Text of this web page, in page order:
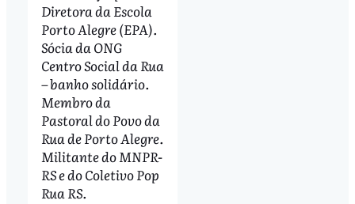
Diretora da Escola
Porto Alegre (EPA).
Sócia da ONG
Centro Social da Rua
– banho solidário.
Membro da
Pastoral do Povo da
Rua de Porto Alegre.
Militante do MNPR-
RS e do Coletivo Pop
Rua RS.